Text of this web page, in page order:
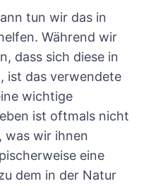
tun wir das in
Während wir
dass sich diese in
ist das verwendete
wichtige
ist oftmals nicht
was wir ihnen
eine
dem in der Natur